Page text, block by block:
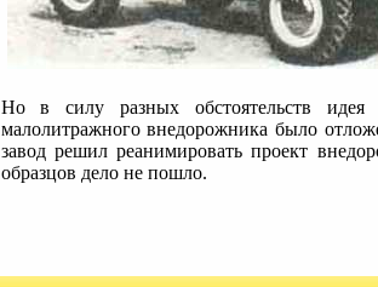
Но в силу разных обстоятельств идея
малолитражного внедорожника было
завод решил реанимировать проект
образцов дело не пошло.